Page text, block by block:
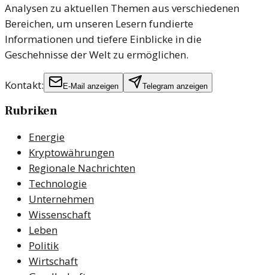
Analysen zu aktuellen Themen aus verschiedenen
Bereichen, um unseren Lesern fundierte
Informationen und tiefere Einblicke in die
Geschehnisse der Welt zu ermöglichen.
Kontakt: E-Mail anzeigen Telegram anzeigen
Rubriken
Energie
Kryptowährungen
Regionale Nachrichten
Technologie
Unternehmen
Wissenschaft
Leben
Politik
Wirtschaft